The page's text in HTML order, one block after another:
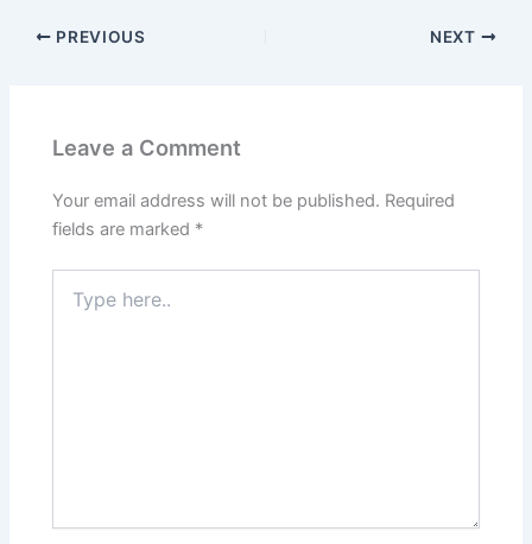
PREVIOUS NEXT
Leave a Comment
Your email address will not be published. Required
fields are marked *
here..